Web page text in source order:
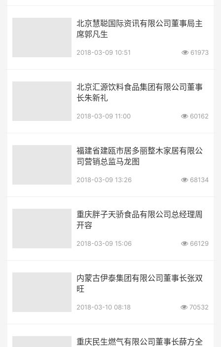
北京慧聪国际资讯有限公司董事局主
席郭凡生
2018-03-09 10:51 61973
北京汇源饮料食品集团有限公司董事
长朱新礼
2018-03-09 11:00 60162
福建省建瓯市居多丽整木家居有限公
司营销总监马龙图
2018-03-09 13:26 68134
重庆胖子天骄食品有限公司总经理周
开容
2018-03-09 15:06 66129
内蒙古伊泰集团有限公司董事长张双
旺
2018-03-10 08:18 70532
重庆民生燃气有限公司董事长薛方全